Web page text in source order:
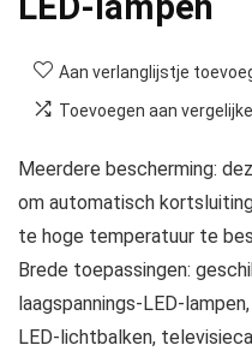
Aan verlanglijstje
Toevoegen aan
Meerdere bescherming:
om automatisch
te hoge temperatuur te
Brede toepassingen:
laagspannings-LED-
LED-lichtbalken,